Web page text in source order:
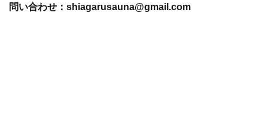
問い合わせ：shiagarusauna@gmail.com